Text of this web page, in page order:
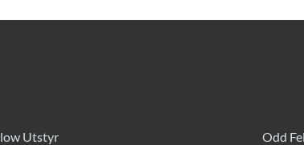
Utstyr
Odd